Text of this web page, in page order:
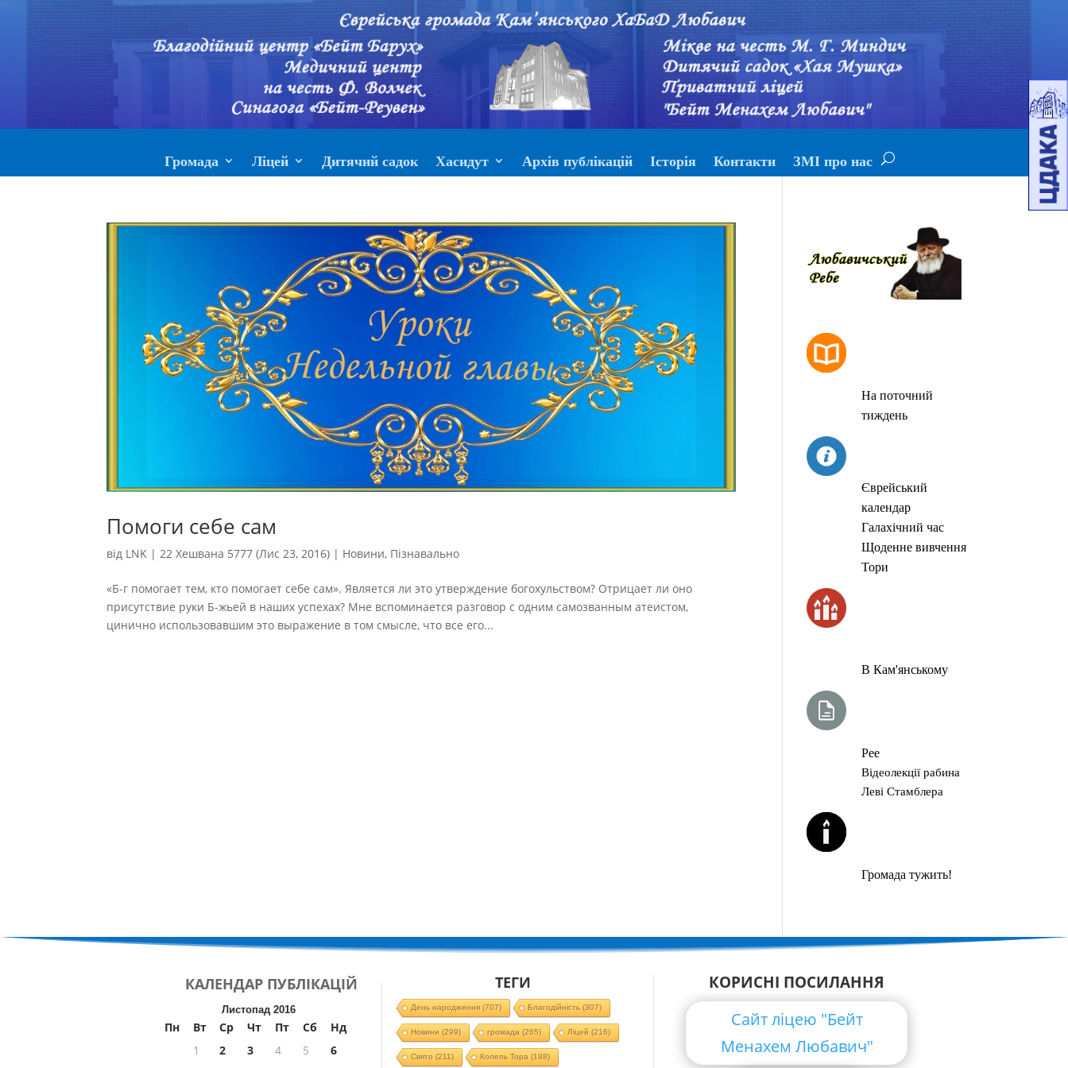
Громада Ліцей Дитячий садок Хасидут Архів публікацій Історія Контакти ЗМІ про нас
Помоги себе сам
від LNK |22 Хешвана 5777 (Лис 23, 2016) | Новини, Пізнавально
«Б-г помогает тем, кто помогает себе сам». Является ли это утверждение богохульством? Отрицает ли оно
присутствие руки Б-жьей в наших успехах? Мне вспоминается разговор с одним самозванным атеистом,
цинично использовавшим это выражение в том смысле, что все его...
На поточний
тиждень
Єврейський
календар
Галахічний час
Щоденне вивчення
Тори
В Кам'янському
Рее
Відеолекції рабина
Леві Стамблера
Громада тужить!
КАЛЕНДАР ПУБЛІКАЦІЙ
Листопад 2016
Пн Вт Ср Чт Пт Сб
Нд
1
2 3 4 5
6
ТЕГИ
День народження(707) Благодійність (307)
Новини (299) громада (265) Ліцей (216)
Свято (211) Колель Тора (188)
КОРИСНІ ПОСИЛАННЯ
Сайт ліцею "Бейт
Менахем Любавич"